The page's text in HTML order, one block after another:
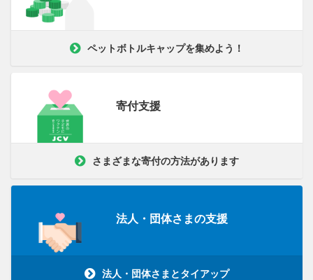
ペットボトルキャップを集めよう！
寄付支援
さまざまな寄付の方法があります
法人・団体さまの支援
法人・団体さまとタイアップ